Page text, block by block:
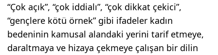
“Çok açık”, “çok iddialı”, “çok dikkat çekici”,
“gençlere kötü örnek” gibi ifadeler kadın
bedeninin kamusal alandaki yerini tarif etmeye,
daraltmaya ve hizaya çekmeye çalışan bir dilin